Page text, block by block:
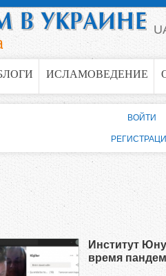
navigation
ИСЛАМОВЕДЕНИЕ
Институт
время
турецкого
ВОЙТИ